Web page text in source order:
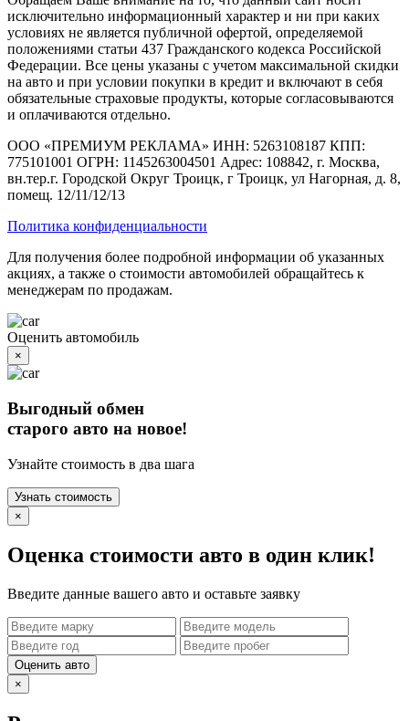
исключительно информационный характер и ни при каких
условиях не является публичной офертой, определяемой
положениями статьи 437 Гражданского кодекса Российской
Федерации. Все цены указаны с учетом максимальной скидки
на авто и при условии покупки в кредит и включают в себя
обязательные страховые продукты, которые согласовываются
и оплачиваются отдельно.
ООО «ПРЕМИУМ РЕКЛАМА» ИНН: 5263108187 КПП:
775101001 ОГРН: 1145263004501 Адрес: 108842, г. Москва,
вн.тер.г. Городской Округ Троицк, г Троицк, ул Нагорная, д. 8,
помещ. 12/11/12/13
Политика конфиденциальности
Для получения более подробной информации об указанных
акциях, а также о стоимости автомобилей обращайтесь к
менеджерам по продажам.
Оценить автомобиль
×
Выгодный обмен
старого авто на новое!
Узнайте стоимость в два шага
Узнать стоимость
×
Оценка стоимости авто в один клик!
Введите данные вашего авто и оставьте заявку
Оценить авто
×